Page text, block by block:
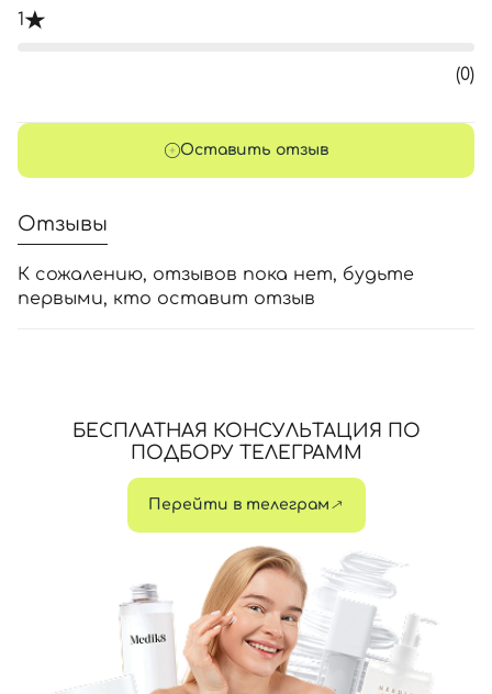
1
(0)
Оставить отзыв
Отзывы
К сожалению, отзывов пока нет, будьте
первыми, кто оставит отзыв
БЕСПЛАТНАЯ КОНСУЛЬТАЦИЯ ПО
ПОДБОРУ ТЕЛЕГРАММ
Перейти в телеграм